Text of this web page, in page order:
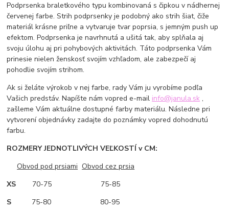
Podprsenka braletkového typu kombinovaná s čipkou v nádhernej
červenej farbe. Strih podprsenky je podobný ako strih šiat, čiže
materiál krásne priľne a vytvaruje tvar poprsia, s jemným push up
efektom. Podprsenka je navrhnutá a ušitá tak, aby splňala aj
svoju úlohu aj pri pohybových aktivitách. Táto podprsenka Vám
prinesie nielen ženskosť svojím vzhľadom, ale zabezpečí aj
pohodlie svojím strihom.
Ak si želáte výrokob v nej farbe, rady Vám ju vyrobíme podľa
Vašich predstáv. Napíšte nám vopred e-mail info@janula.sk ,
zašleme Vám aktuálne dostupné farby materiálu. Následne pri
vytvorení objednávky zadajte do poznámky vopred dohodnutú
farbu.
ROZMERY JEDNOTLIVÝCH VEĽKOSTÍ v CM:
Obvod pod prsiami Obvod cez prsia
XS 70-75 75-85
S 75-80 80-95